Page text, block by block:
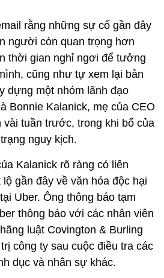
rằng những sự cố gần đây
người còn quan trọng hơn
thời gian nghỉ ngơi để tưởng
cũng như tự xem lại bản
dựng một nhóm lãnh đạo
Bonnie Kalanick, mẹ của CEO
vài tuần trước, trong khi bố của
nguy kịch.
Kalanick rõ ràng có liên
gần đây về văn hóa độc hại
Uber. Ông thông báo tạm
thông báo với các nhân viên
luật Covington & Burling
công ty sau cuộc điều tra các
dục và nhân sự khác.